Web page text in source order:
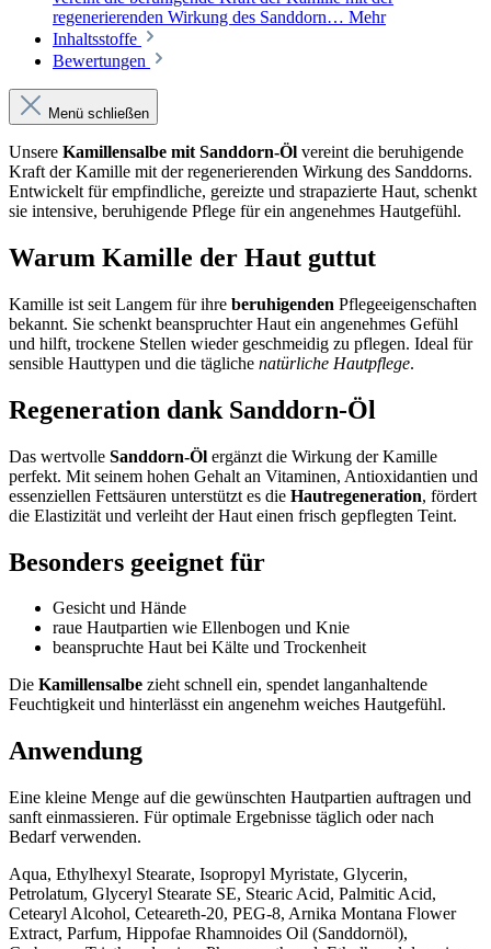
regenerierenden Wirkung des Sanddorn… Mehr
Inhaltsstoffe
Bewertungen
Menü schließen
Unsere Kamillensalbe mit Sanddorn-Öl vereint die beruhigende
Kraft der Kamille mit der regenerierenden Wirkung des Sanddorns.
Entwickelt für empfindliche, gereizte und strapazierte Haut, schenkt
sie intensive, beruhigende Pflege für ein angenehmes Hautgefühl.
Warum Kamille der Haut guttut
Kamille ist seit Langem für ihre beruhigenden Pflegeeigenschaften
bekannt. Sie schenkt beanspruchter Haut ein angenehmes Gefühl
und hilft, trockene Stellen wieder geschmeidig zu pflegen. Ideal für
sensible Hauttypen und die tägliche natürliche Hautpflege.
Regeneration dank Sanddorn-Öl
Das wertvolle Sanddorn-Öl ergänzt die Wirkung der Kamille
perfekt. Mit seinem hohen Gehalt an Vitaminen, Antioxidantien und
essenziellen Fettsäuren unterstützt es die Hautregeneration, fördert
die Elastizität und verleiht der Haut einen frisch gepflegten Teint.
Besonders geeignet für
Gesicht und Hände
raue Hautpartien wie Ellenbogen und Knie
beanspruchte Haut bei Kälte und Trockenheit
Die Kamillensalbe zieht schnell ein, spendet langanhaltende
Feuchtigkeit und hinterlässt ein angenehm weiches Hautgefühl.
Anwendung
Eine kleine Menge auf die gewünschten Hautpartien auftragen und
sanft einmassieren. Für optimale Ergebnisse täglich oder nach
Bedarf verwenden.
Aqua, Ethylhexyl Stearate, Isopropyl Myristate, Glycerin,
Petrolatum, Glyceryl Stearate SE, Stearic Acid, Palmitic Acid,
Cetearyl Alcohol, Ceteareth-20, PEG-8, Arnika Montana Flower
Extract, Parfum, Hippofae Rhamnoides Oil (Sanddornöl),